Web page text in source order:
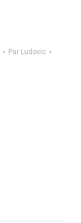
Par Ludovic